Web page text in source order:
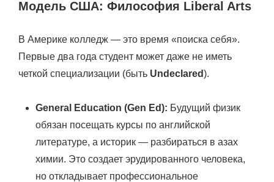
Модель США: Философия Liberal Arts
В Америке колледж — это время «поиска себя».
Первые два года студент может даже не иметь
четкой специализации (быть Undeclared).
General Education (Gen Ed): Будущий физик
обязан посещать курсы по английской
литературе, а историк — разбираться в азах
химии. Это создает эрудированного человека,
но откладывает профессиональное